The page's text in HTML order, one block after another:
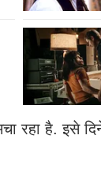
रहा है. इसे